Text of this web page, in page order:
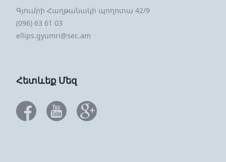
Գյումրի Հաղթանակի պողոտա 42/9
(096) 63 61 03
ellips.gyumri@sec.am
Հետևեք Մեզ